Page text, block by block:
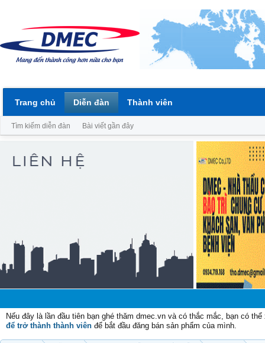
Nếu đây là lần đầu tiên bạn ghé thăm dmec.vn và có thắc mắc, bạn có
để trở thành thành viên để bắt đầu đăng bán sản phẩm của mình.
Trang chủ Diễn đàn
Tìm kiếm diễn đàn Bài viết gần đây
Thành viên